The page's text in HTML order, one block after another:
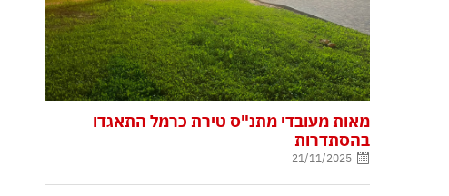
מאות מעובדי מתנ"ס טירת כרמל התאגדו
בהסתדרות
21/11/2025